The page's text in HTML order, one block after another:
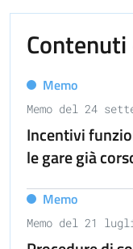
Memo
Memo del 24
Incentivi
le gare già
Memo
Memo del 21